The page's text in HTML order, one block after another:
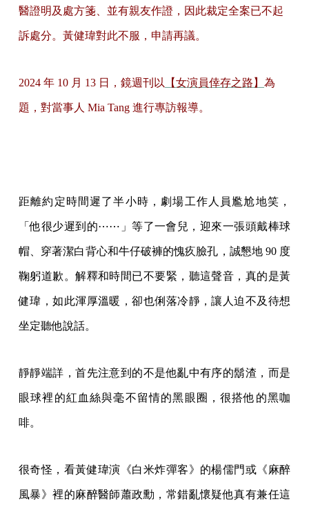
醫證明及處方箋、並有親友作證，因此裁定全案已不起
訴處分。黃健瑋對此不服，申請再議。
2024 年 10 月 13 日，鏡週刊以 【女演員倖存之路】 為
題，對當事人 Mia Tang 進行專訪報導。
距離約定時間遲了半小時，劇場工作人員尷尬地笑，
「他很少遲到的⋯⋯」等了一會兒，迎來一張頭戴棒球
帽、穿著潔白背心和牛仔破褲的愧疚臉孔，誠懇地 90 度
鞠躬道歉。解釋和時間已不要緊，聽這聲音，真的是黃
健瑋，如此渾厚溫暖，卻也俐落冷靜，讓人迫不及待想
坐定聽他說話。
靜靜端詳，首先注意到的不是他亂中有序的鬍渣，而是
眼球裡的紅血絲與毫不留情的黑眼圈，很搭他的黑咖
啡。
很奇怪，看黃健瑋演《白米炸彈客》的楊儒門或《麻醉
風暴》裡的麻醉醫師蕭政勳，常錯亂懷疑他真有兼任這